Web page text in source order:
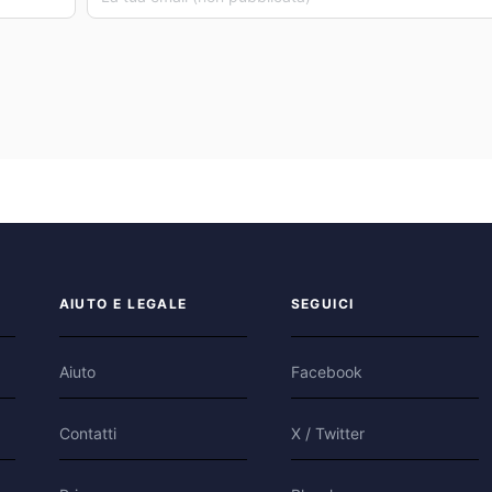
AIUTO E LEGALE
Aiuto
Contatti
SEGUICI
Facebook
X / Twitter